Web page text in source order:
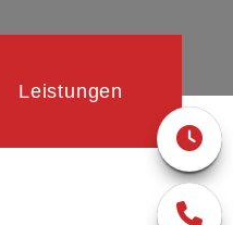
Leistungen